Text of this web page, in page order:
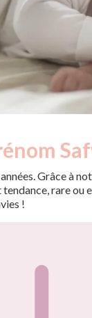
Grâce à
rare
!